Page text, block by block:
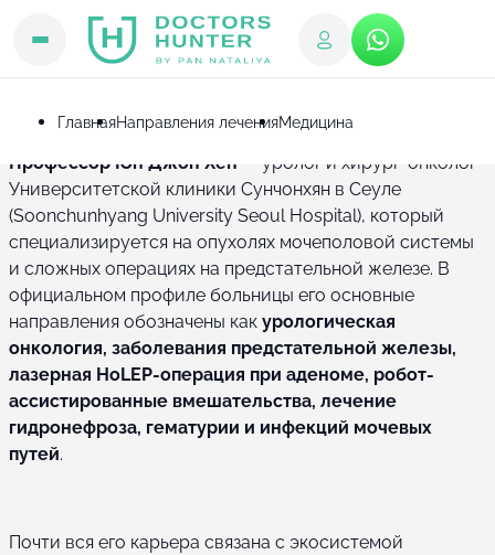
ГлавнаяНаправления леченияМедицина
Врачи Профессор Юн Джон Хен
Профессор Юн Джон Хён — уролог и хирург-онколог
Университетской клиники Сунчонхян в Сеуле
(Soonchunhyang University Seoul Hospital), который
специализируется на опухолях мочеполовой системы
и сложных операциях на предстательной железе. В
официальном профиле больницы его основные
направления обозначены как урологическая
онкология, заболевания предстательной железы,
лазерная HoLEP-операция при аденоме, робот-
ассистированные вмешательства, лечение
гидронефроза, гематурии и инфекций мочевых
путей.
Почти вся его карьера связана с экосистемой